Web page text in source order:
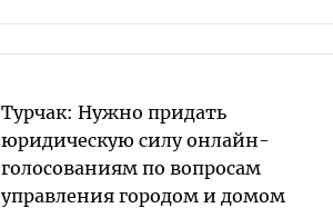
Турчак: Нужно придать
юридическую силу онлайн-
голосованиям по вопросам
управления городом и домом